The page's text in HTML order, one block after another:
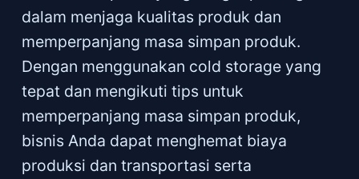
dalam menjaga kualitas produk dan
memperpanjang masa simpan produk.
Dengan menggunakan cold storage yang
tepat dan mengikuti tips untuk
memperpanjang masa simpan produk,
bisnis Anda dapat menghemat biaya
produksi dan transportasi serta